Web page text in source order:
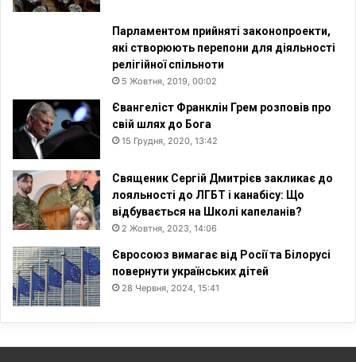
Парламентом прийняті законопроекти,
які створюють перепони для діяльності
релігійної спільноти
5 Жовтня, 2019, 00:02
Євангеліст Франклін Грем розповів про
свій шлях до Бога
15 Грудня, 2020, 13:42
Священик Сергій Дмитрієв закликає до
лояльності до ЛГБТ і канабісу: Що
відбувається на Школі капеланів?
2 Жовтня, 2023, 14:06
Євросоюз вимагає від Росії та Білорусі
повернути українських дітей
28 Червня, 2024, 15:41